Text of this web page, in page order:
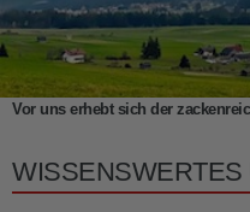
Vor uns erhebt sich der